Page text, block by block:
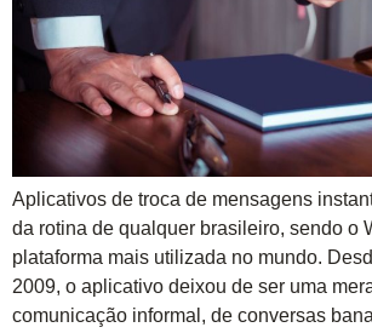
Aplicativos de troca de mensagens
da rotina de qualquer brasileiro, sendo o
plataforma mais utilizada no mundo.
2009, o aplicativo deixou de ser uma
comunicação informal, de conversas